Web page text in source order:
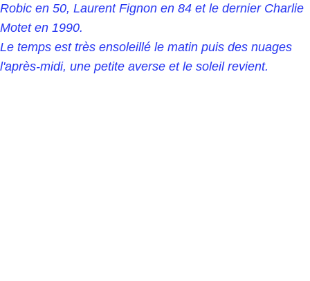
Robic en 50, Laurent Fignon en 84 et le dernier Charlie
Motet en 1990.
Le temps est très ensoleillé le matin puis des nuages
l'après-midi, une petite averse et le soleil revient.